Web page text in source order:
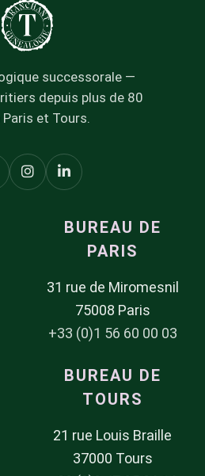
successorale —
depuis plus de 80
Paris et Tours.
BUREAU DE
PARIS
31 rue de Miromesnil
75008 Paris
+33 (0)1 56 60 00 03
BUREAU DE
TOURS
21 rue Louis Braille
37000 Tours